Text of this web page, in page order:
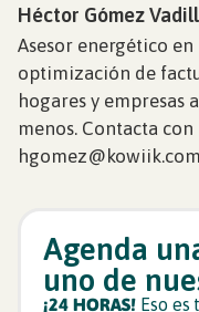
Héctor Gómez
Asesor energético
optimización de
hogares y empresas
menos. Contacta
hgomez@kowiik.com
Agenda
uno de
¡24 HORAS!Eso es